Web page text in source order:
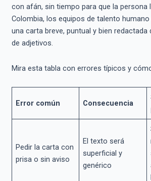
con afán, sin tiempo para que la persona
Colombia, los equipos de talento
una carta breve, puntual y bien redactada
de adjetivos.
Mira esta tabla con errores típicos y
Error común Consecuencia
Pedir la carta con
prisa o sin aviso
El texto será
superficial y
genérico